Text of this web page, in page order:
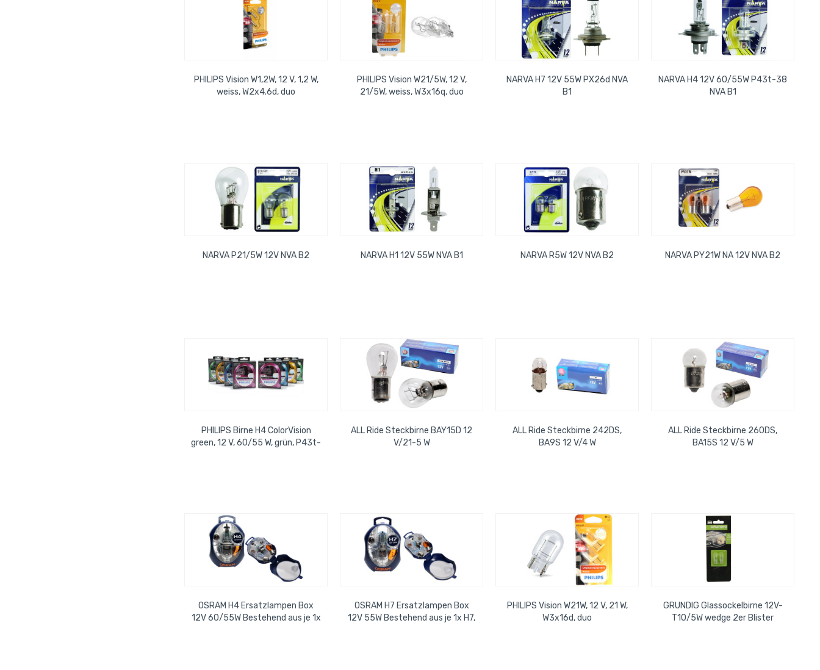
PHILIPS Vision W1,2W, 12 V, 1,2 W,
weiss, W2x4.6d, duo
PHILIPS Vision W21/5W, 12 V,
21/5W, weiss, W3x16q, duo
NARVA H7 12V 55W PX26d NVA
B1
NARVA H4 12V 60/55W P43t-38
NVA B1
NARVA P21/5W 12V NVA B2 NARVA H1 12V 55W NVA B1 NARVA R5W 12V NVA B2 NARVA PY21W NA 12V NVA B2
PHILIPS Birne H4 ColorVision
green, 12 V, 60/55 W, grün, P43t-
ALL Ride Steckbirne BAY15D 12
V/21-5 W
ALL Ride Steckbirne 242DS,
BA9S 12 V/4 W
ALL Ride Steckbirne 260DS,
BA15S 12 V/5 W
OSRAM H4 Ersatzlampen Box
12V 60/55W Bestehend aus je 1x
OSRAM H7 Ersatzlampen Box
12V 55W Bestehend aus je 1x H7,
PHILIPS Vision W21W, 12 V, 21 W,
W3x16d, duo
GRUNDIG Glassockelbirne 12V-
T10/5W wedge 2er Blister